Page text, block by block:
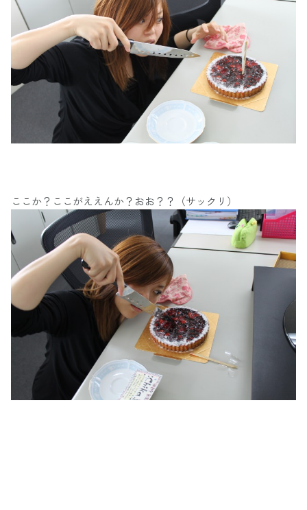
ここか？ここがええんか？おお？？（サックリ）